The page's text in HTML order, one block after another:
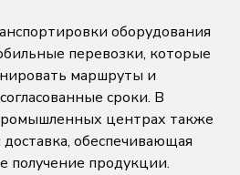
оборудования
перевозки, которые
маршруты и
сроки. В
центрах также
обеспечивающая
получение продукции.